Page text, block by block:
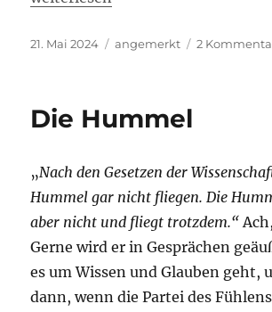
Veröffentlicht
21. Mai 2024 Kategorien
angemerkt 2
Die Hummel
„Nach den Gesetzen der
Hummel gar nicht fliegen. Die
aber nicht und fliegt trotzdem.“
Gerne wird er in Gesprächen
es um Wissen und Glauben geht,
dann, wenn die Partei des